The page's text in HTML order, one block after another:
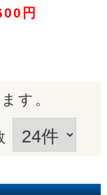
円
す。